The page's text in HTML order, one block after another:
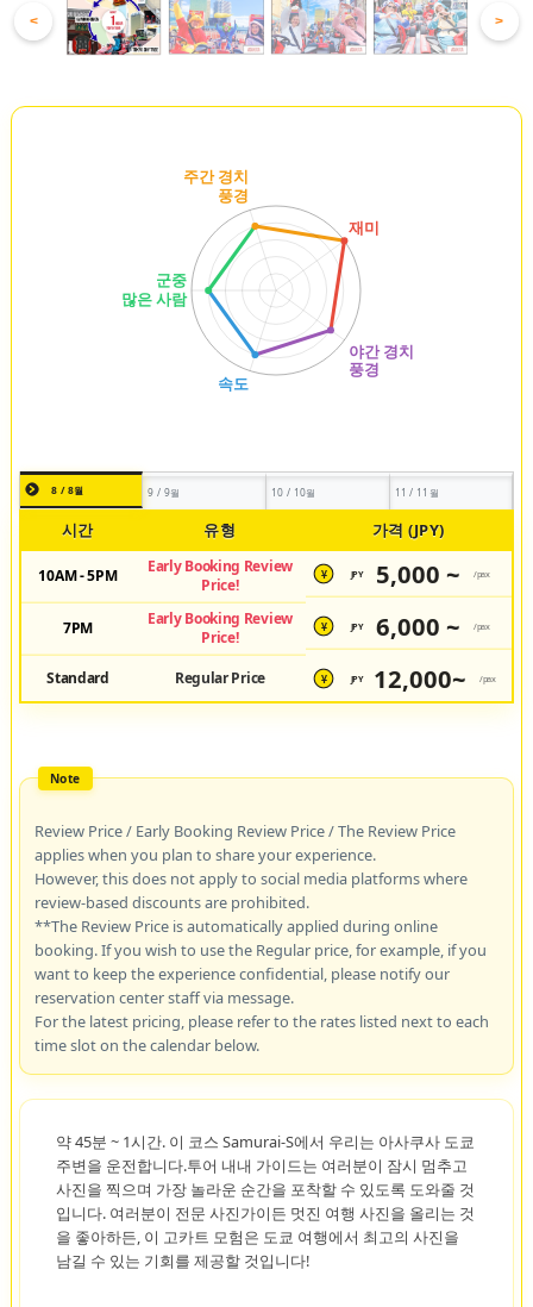
< >
8 / 8월 9 / 9월 10 / 10월 11 / 11월
시간 유형 가격 (JPY)
10AM - 5PM
Early Booking Review
Price!
¥ JPY 5,000 ~ /pax
7PM
Early Booking Review
Price!
¥ JPY 6,000 ~ /pax
Standard Regular Price ¥ JPY 12,000~ /pax
Review Price / Early Booking Review Price / The Review Price
applies when you plan to share your experience.
However, this does not apply to social media platforms where
review-based discounts are prohibited.
**The Review Price is automatically applied during online
booking. If you wish to use the Regular price, for example, if you
want to keep the experience confidential, please notify our
reservation center staff via message.
For the latest pricing, please refer to the rates listed next to each
time slot on the calendar below.
약 45분 ~ 1시간. 이 코스 Samurai-S에서 우리는 아사쿠사 도쿄
주변을 운전합니다.투어 내내 가이드는 여러분이 잠시 멈추고
사진을 찍으며 가장 놀라운 순간을 포착할 수 있도록 도와줄 것
입니다. 여러분이 전문 사진가이든 멋진 여행 사진을 올리는 것
을 좋아하든, 이 고카트 모험은 도쿄 여행에서 최고의 사진을
남길 수 있는 기회를 제공할 것입니다!